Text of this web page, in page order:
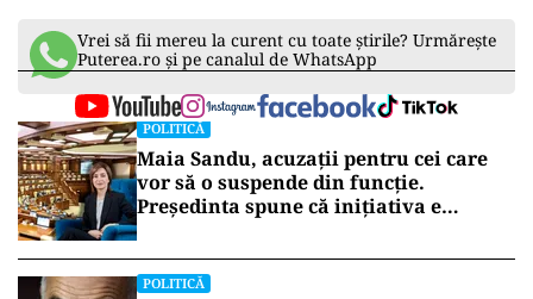
Vrei să fii mereu la curent cu toate știrile? Urmărește
Puterea.ro și pe canalul de WhatsApp
POLITICĂ
Maia Sandu, acuzații pentru cei care
vor să o suspende din funcție.
Președinta spune că inițiativa e
POLITICĂ